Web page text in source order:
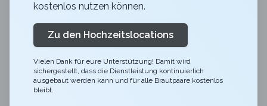
ZeremonieSils-BaselgiaMerkliste
Das Parkhotel Margna bietet eine Traumkulisse für Ihre
kleine, feine Hochzeitsfeier. Das grosszügige
Patrizierhaus mit Charme und Geschichte in der
lichtdurchfluteten Ebene zwischen Silser- und
Silvaplanersee umfasst einen Hotelgarten mit
kostenlos nutzen können.
Zu den Hochzeitslocations
Vielen Dank für eure Unterstützung! Damit wird
sichergestellt, dass die Dienstleistung kontinuierlich
ausgebaut werden kann und für alle Brautpaare kostenlos
bleibt.